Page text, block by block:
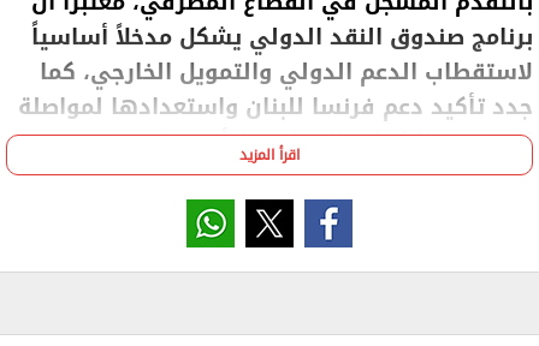
برنامج صندوق النقد الدولي يشكل مدخلاً أساسياً
لاستقطاب الدعم الدولي والتمويل الخارجي، كما
جدد تأكيد دعم فرنسا للبنان واستعدادها لمواصلة
العمل مع الشركاء الدوليين لتأمين المساندة
المطلوبة خلال المرحلة المقبلة.
جاء ذلك خلال لقاء الوزير، اليوم مع مبعوث الرئيس
الفرنسي للشئون الاقتصادية جاك دو لاجوجي على رأس
والاقتصادية وانعكاسات الحرب على المالية العامة،
اقرأ المزيد